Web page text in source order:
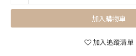
加入購物車
加入追蹤清單